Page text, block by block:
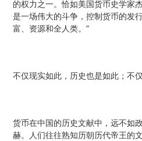
的权力之一。恰如美国货币史学家
是一场伟大的斗争，控制货币的发
富、资源和全人类。”
不仅现实如此，历史也是如此；不
货币在中国的历史文献中，远不如
赫。人们往往熟知历朝历代帝王的